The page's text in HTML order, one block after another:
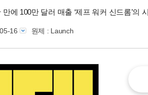
만에 100만 달러 매출 ‘제프 워커 신드롬’의
16 원제 : Launch